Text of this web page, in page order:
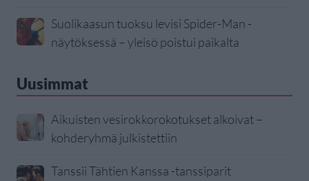
Suolikaasun tuoksu levisi Spider-Man -
näytöksessä – yleisö poistui paikalta
Uusimmat
Aikuisten vesirokkorokotukset alkoivat –
kohderyhmä julkistettiin
Tanssii Tähtien Kanssa -tanssiparit